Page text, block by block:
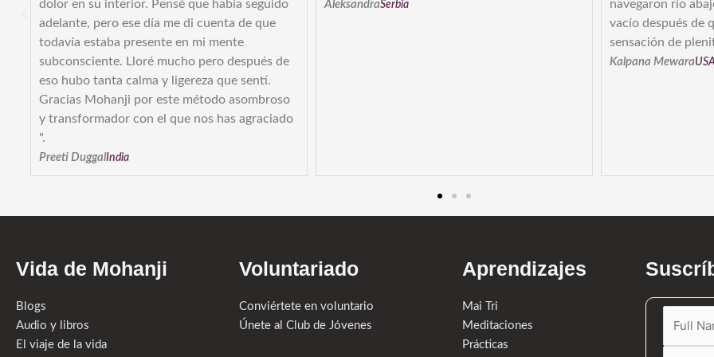
dolor en su interior. Pensé que había seguido
adelante, pero ese día me di cuenta de que
todavía estaba presente en mi mente
subconsciente. Lloré mucho pero después de
eso hubo tanta calma y ligereza que sentí.
Gracias Mohanji por este método asombroso
y transformador con el que nos has agraciado
".
Preeti DuggalIndia
AleksandraSerbia
navegaron río
vacío después de
sensación de
Kalpana MewaraUSA
Vida de Mohanji
Blogs
Audio y libros
El viaje de la vida
Voluntariado
Conviértete en voluntario
Únete al Club de Jóvenes
Aprendizajes
Mai Tri
Meditaciones
Prácticas